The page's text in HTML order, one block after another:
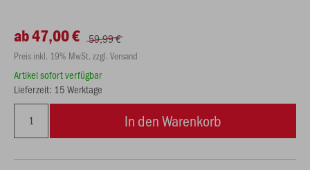
ab 47,00 € 59,99 €
Preis inkl. 19% MwSt. zzgl. Versand
Artikel sofort verfügbar
Lieferzeit: 15 Werktage
In den Warenkorb